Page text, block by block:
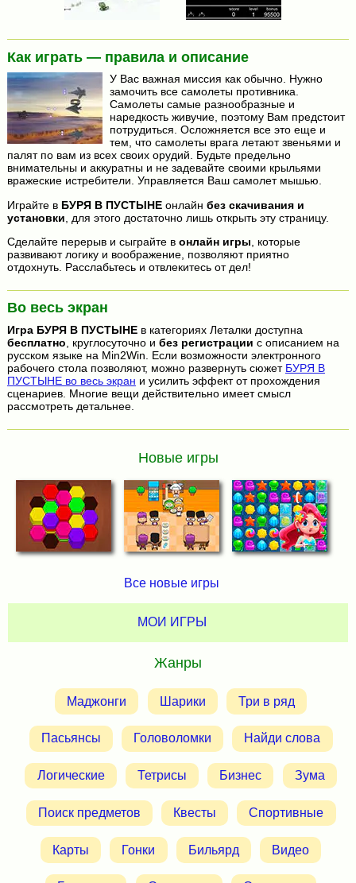
Как играть — правила и описание
У Вас важная миссия как обычно. Нужно
замочить все самолеты противника.
Самолеты самые разнообразные и
наредкость живучие, поэтому Вам предстоит
потрудиться. Осложняется все это еще и
тем, что самолеты врага летают звеньями и
палят по вам из всех своих орудий. Будьте предельно
внимательны и аккуратны и не задевайте своими крыльями
вражеские истребители. Управляется Ваш самолет мышью.
Играйте в БУРЯ В ПУСТЫНЕонлайн без скачивания и
установки , для этого достаточно лишь открыть эту страницу.
Сделайте перерыв и сыграйте в онлайн игры , которые
развивают логику и воображение, позволяют приятно
отдохнуть. Расслабьтесь и отвлекитесь от дел!
Во весь экран
Игра БУРЯ В ПУСТЫНЕв категориях Леталки доступна
бесплатно , круглосуточно и без регистрации с описанием на
русском языке на Min2Win. Если возможности электронного
рабочего стола позволяют, можно развернуть сюжет БУРЯ В
ПУСТЫНЕ во весь экран и усилить эффект от прохождения
сценариев. Многие вещи действительно имеет смысл
рассмотреть детальнее.
Новые игры
Все новые игры
МОИ ИГРЫ
Жанры
Маджонги Шарики Три в ряд
Пасьянсы Головоломки Найди слова
Логические Тетрисы Бизнес Зума
Поиск предметов Квесты Спортивные
Карты Гонки Бильярд Видео